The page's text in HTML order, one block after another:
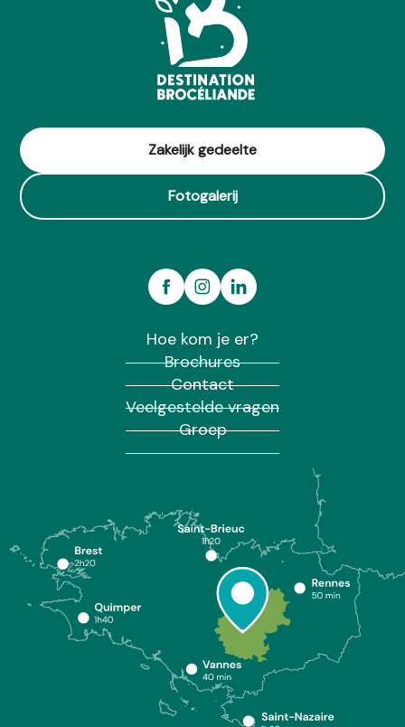
Zakelijk gedeelte
Fotogalerij
Hoe kom je er?
Brochures
Contact
Veelgestelde vragen
Groep